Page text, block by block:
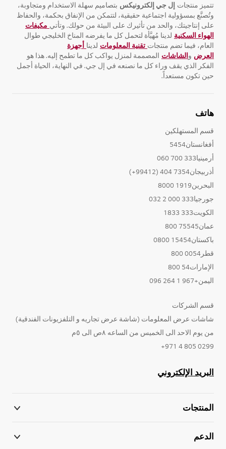
تتميز منتجات إل جي إلكترونيكس بتصاميم سهلة الاستخدام ومتجاوبة،
وتُصنَّع بمسؤولية اجتماعية حقيقية، لتتمكن من الإنفاق بحكمة، والحفاظ
على إنتاجيتك، والحد من تأثيرك على البيئة من حولك. وتأتي مكيفات
الهواء السكنية لدينا مُهيَّأة لتحمل كل ما يفرضه المناخ الخليجي طوال
العام، فيما تضم منتجات تقنية المعلومات لدينا أجهزة
العرض و الشاشات المصممة لمنزل يواكب كل ما تطمح إليه. هذا هو
الفكر الذي يقف وراء كل ما نصنعه في إل جي. في النهاية، الحياة أجمل
حين تكون مستعداً.
هاتف
قسم المستهلكين
أفغانستان5454
أرمينيا333 700 060
أذربيجان7354 404 (99412+)
البحرين1919 8000
جورجيا333 000 2 032
الكويت333 1833
عمان75545 800
باكستان15454 0800
قطر0054 800
الإمارات54 800
اليمن+967 1 264 096
قسم الشركات
شاشات عرض المعلومات (شاشة عرض تجاريه و التلفزيونات الفندقية)
من يوم الاحد الى الخميس من الساعه ٨ص الى ٥م
0299 805 4 971+
البريد الإلكتروني
المنتجات
الدعم